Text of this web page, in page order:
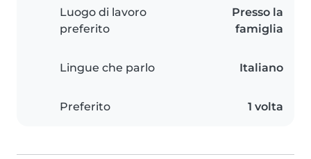
Luogo di lavoro
preferito
Presso la
famiglia
Lingue che parlo Italiano
Preferito 1 volta